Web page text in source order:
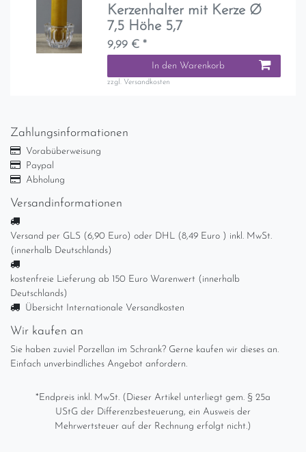
Kerzenhalter mit Kerze Ø
7,5 Höhe 5,7
9,99 € *
In den Warenkorb
zzgl. Versandkosten
Zahlungsinformationen
Vorabüberweisung
Paypal
Abholung
Versandinformationen
Versand per GLS (6,90 Euro) oder DHL (8,49 Euro ) inkl. MwSt.
(innerhalb Deutschlands)
kostenfreie Lieferung ab 150 Euro Warenwert (innerhalb
Deutschlands)
Übersicht Internationale Versandkosten
Wir kaufen an
Sie haben zuviel Porzellan im Schrank? Gerne kaufen wir dieses an.
Einfach unverbindliches Angebot anfordern.
*Endpreis inkl. MwSt. (Dieser Artikel unterliegt gem. § 25a
UStG der Differenzbesteuerung, ein Ausweis der
Mehrwertsteuer auf der Rechnung erfolgt nicht.)